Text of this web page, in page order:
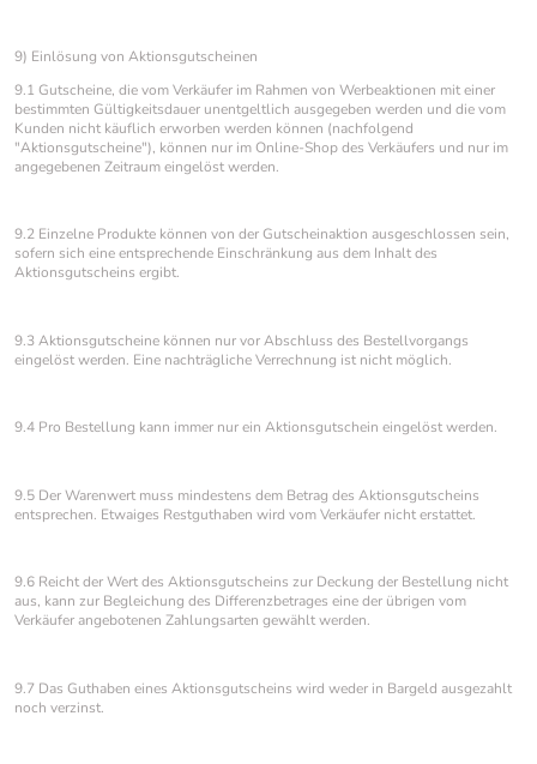
9) Einlösung von Aktionsgutscheinen
9.1 Gutscheine, die vom Verkäufer im Rahmen von Werbeaktionen mit einer
bestimmten Gültigkeitsdauer unentgeltlich ausgegeben werden und die vom
Kunden nicht käuflich erworben werden können (nachfolgend
"Aktionsgutscheine"), können nur im Online-Shop des Verkäufers und nur im
angegebenen Zeitraum eingelöst werden.
9.2 Einzelne Produkte können von der Gutscheinaktion ausgeschlossen sein,
sofern sich eine entsprechende Einschränkung aus dem Inhalt des
Aktionsgutscheins ergibt.
9.3 Aktionsgutscheine können nur vor Abschluss des Bestellvorgangs
eingelöst werden. Eine nachträgliche Verrechnung ist nicht möglich.
9.4 Pro Bestellung kann immer nur ein Aktionsgutschein eingelöst werden.
9.5 Der Warenwert muss mindestens dem Betrag des Aktionsgutscheins
entsprechen. Etwaiges Restguthaben wird vom Verkäufer nicht erstattet.
9.6 Reicht der Wert des Aktionsgutscheins zur Deckung der Bestellung nicht
aus, kann zur Begleichung des Differenzbetrages eine der übrigen vom
Verkäufer angebotenen Zahlungsarten gewählt werden.
9.7 Das Guthaben eines Aktionsgutscheins wird weder in Bargeld ausgezahlt
noch verzinst.